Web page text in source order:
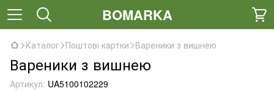
BOMARKA
Каталог Поштові картки Вареники з вишнею
Вареники з вишнею
Артикул: UA5100102229